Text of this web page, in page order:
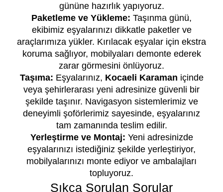
gününe hazırlık yapıyoruz.
Paketleme ve Yükleme: Taşınma günü,
ekibimiz eşyalarınızı dikkatle paketler ve
araçlarımıza yükler. Kırılacak eşyalar için ekstra
koruma sağlıyor, mobilyaları demonte ederek
zarar görmesini önlüyoruz.
Taşıma: Eşyalarınız, Kocaeli Karaman içinde
veya şehirlerarası yeni adresinize güvenli bir
şekilde taşınır. Navigasyon sistemlerimiz ve
deneyimli şoförlerimiz sayesinde, eşyalarınız
tam zamanında teslim edilir.
Yerleştirme ve Montaj: Yeni adresinizde
eşyalarınızı istediğiniz şekilde yerleştiriyor,
mobilyalarınızı monte ediyor ve ambalajları
topluyoruz.
Sıkça Sorulan Sorular